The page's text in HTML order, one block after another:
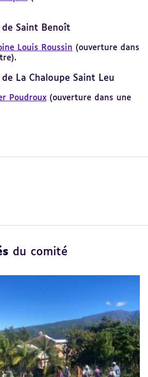
Saint Benoît
Louis Roussin (ouverture dans
La Chaloupe Saint Leu
Poudroux (ouverture dans une
du comité